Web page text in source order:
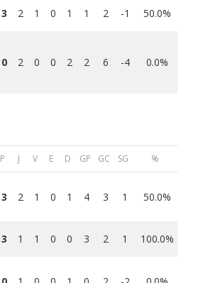
3 2 1 0 1 1 2 -1 50.0%
0 2 0 0 2 2 6 -4 0.0%
P J V E D GP GC SG %
3 2 1 0 1 4 3 1 50.0%
3 1 1 0 0 3 2 1 100.0%